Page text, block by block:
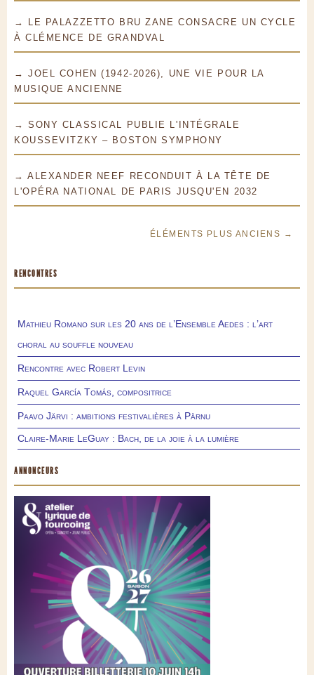
→ LE PALAZZETTO BRU ZANE CONSACRE UN CYCLE
À CLÉMENCE DE GRANDVAL
→ JOEL COHEN (1942-2026), UNE VIE POUR LA
MUSIQUE ANCIENNE
→ SONY CLASSICAL PUBLIE L'INTÉGRALE
KOUSSEVITZKY – BOSTON SYMPHONY
→ ALEXANDER NEEF RECONDUIT À LA TÊTE DE
L'OPÉRA NATIONAL DE PARIS JUSQU'EN 2032
ÉLÉMENTS PLUS ANCIENS →
RENCONTRES
Mathieu Romano sur les 20 ans de l’Ensemble Aedes : l’art
choral au souffle nouveau
Rencontre avec Robert Levin
Raquel García Tomás, compositrice
Paavo Järvi : ambitions festivalières à Pärnu
Claire-Marie LeGuay : Bach, de la joie à la lumière
ANNONCEURS